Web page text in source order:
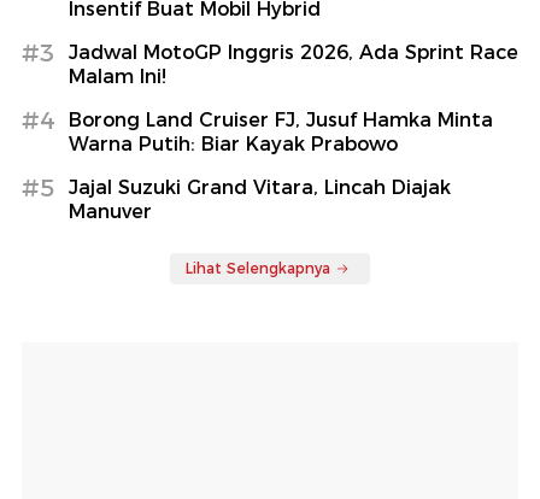
Insentif Buat Mobil Hybrid
#3
Jadwal MotoGP Inggris 2026, Ada Sprint Race
Malam Ini!
#4
Borong Land Cruiser FJ, Jusuf Hamka Minta
Warna Putih: Biar Kayak Prabowo
#5
Jajal Suzuki Grand Vitara, Lincah Diajak
Manuver
Lihat Selengkapnya